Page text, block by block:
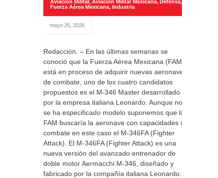
Aviación Militar, Aviación Militar Mexicana, Defensa,
Fuerza Aérea Mexicana, Industria
mayo 25, 2026
Redacción. – En las últimas semanas se
conoció que la Fuerza Aérea Mexicana (FAM)
está en proceso de adquirir nuevas aeronaves
de combate, uno de los cuatro candidatos
propuestos es el M-346 Master desarrollado
por la empresa italiana Leonardo. Aunque no
se ha especificado modelo suponemos que la
FAM buscaría la aeronave con capacidades de
combate en este caso el M-346FA (Fighter
Attack). El M-346FA (Fighter Attack) es una
nueva versión del avanzado entrenador de
doble motor Aermacchi M-346, diseñado y
fabricado por la compañía italiana Leonardo.